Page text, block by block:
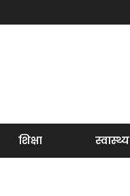
शिक्षा स्वास्थ्य